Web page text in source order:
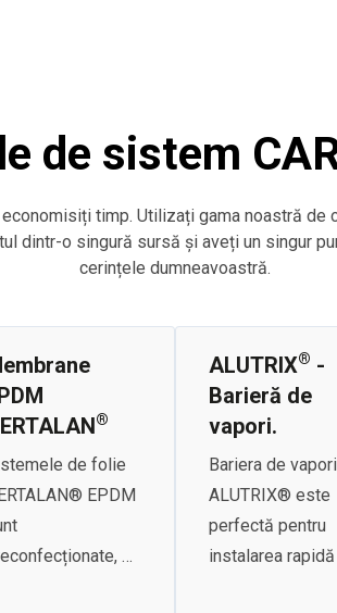
de sistem
timp. Utilizați gama noastră
dintr-o singură sursă și aveți un singur
cerințele dumneavoastră.
®
de folie
EPDM
se
ALUTRIX® -
Barieră de
vapori.
Bariera de vapori
ALUTRIX® este
perfectă pentru
instalarea